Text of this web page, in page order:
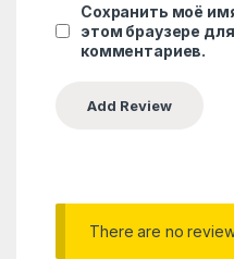
Сохранить моё
этом браузере
комментариев.
There are no